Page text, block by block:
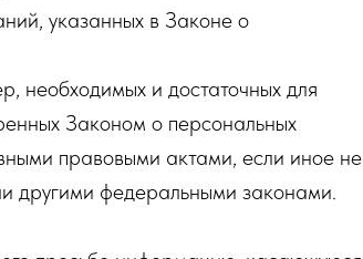
указанных в Законе о
необходимых и достаточных для
Законом о персональных
правовыми актами, если иное не
другими федеральными законами.